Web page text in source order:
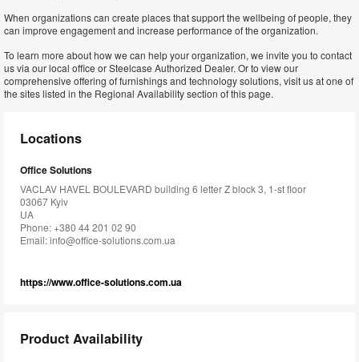
When organizations can create places that support the wellbeing of people, they
can improve engagement and increase performance of the organization.
To learn more about how we can help your organization, we invite you to contact
us via our local office or Steelcase Authorized Dealer. Or to view our
comprehensive offering of furnishings and technology solutions, visit us at one of
the sites listed in the Regional Availability section of this page.
Locations
Office Solutions
VACLAV HAVEL BOULEVARD building 6 letter Z block 3, 1-st floor
03067 Kyiv
UA
Phone: +380 44 201 02 90
Email:info@office-solutions.com.ua
https://www.office-solutions.com.ua
Product Availability